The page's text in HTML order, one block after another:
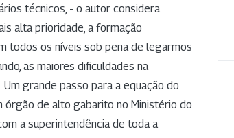
técnicos, - o autor considera
alta prioridade, a formação
todos os níveis sob pena de legarmos
as maiores dificuldades na
grande passo para a equação do
órgão de alto gabarito no Ministério do
a superintendência de toda a